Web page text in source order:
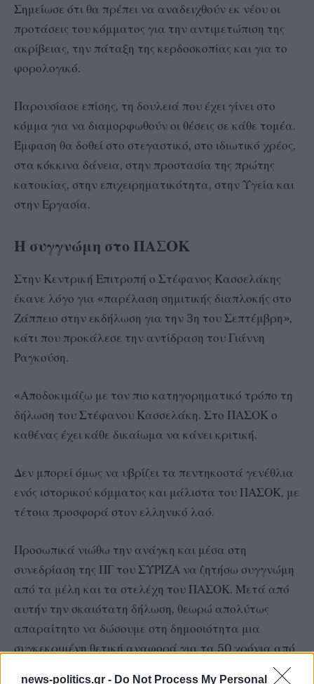
news-politics.gr - Do Not Process My Personal
Σημείωσε ότι θα πρέπει να αναδειχθούν εκ νέου οι
προτάσεις του κόμματος για την αντιμετώπιση της
ακρίβειας, την πάταξη της κερδοσκοπίας και για το
φορολογικό.
Παρουσίασε επίσης, τη δουλειά που έχει γίνει στο
κόμμα για να διαμορφωθούν οι θέσεις σε κάθε τομέα.
Έμφαση θα δοθεί στο στεγαστικό, στο ιδιωτικό χρέος,
στα κόκκινα δάνεια, στην προστασία της πρώτης
κατοικίας, στην επιχειρηματικότητα, στην Υγεία και
στην Εργασία.
Η συγγνώμη στο ΠΑΣΟΚ
Στην Κεντρική Επιτροπή ο Στέφανος Κασσελάκης
έκανε λόγο για «παρέλαση σημιτικής διαπλοκής στο
Ζάππειο στην εκδήλωση για την 3η του Σεπτέμβρη»,
κάτι που προκάλεσε την αντίδραση του Γιάννη
Ραγκούση.
«Αποδοκιμάζω με τον πιο κατηγορηματικό τρόπο τη
δήλωση του Στέφανου Κασσελάκη. Στο ΠΑΣΟΚ ο
καθένας έχει κάθε δικαίωμα να κάνει κριτική.
Δεν μπορεί όμως να υβρίζει τα πεντηκοστά γενέθλια
ενός ιστορικού κόμματος και μάλιστα του ΠΑΣΟΚ, με
τέτοια προσφορά στον ελληνικό λαό.
Προσωπικά νιώθω την ανάγκη και μέσα στη
συνεδρίαση της ΠΓ του ΣΥΡΙΖΑ να ζητήσω συγγνώμη
από τα μέλη και τα στελέχη του ΠΑΣΟΚ. Μετά από
αυτήν την σκαιότατη δήλωση, θεωρώ απολύτως
απαραίτητο να δώσουμε στη δημοσιότητα μια
συγκεκριμένη θετική αναφορά για τα 50 χρόνια από
την 3η του Σεπτέμβρη, όπως αρμόζει στο πολιτικό